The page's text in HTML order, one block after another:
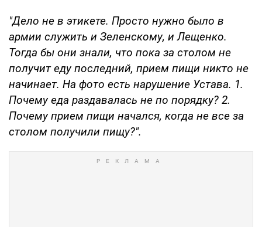
"Дело не в этикете. Просто нужно было в
армии служить и Зеленскому, и Лещенко.
Тогда бы они знали, что пока за столом не
получит еду последний, прием пищи никто не
начинает. На фото есть нарушение Устава. 1.
Почему еда раздавалась не по порядку? 2.
Почему прием пищи начался, когда не все за
столом получили пищу?".